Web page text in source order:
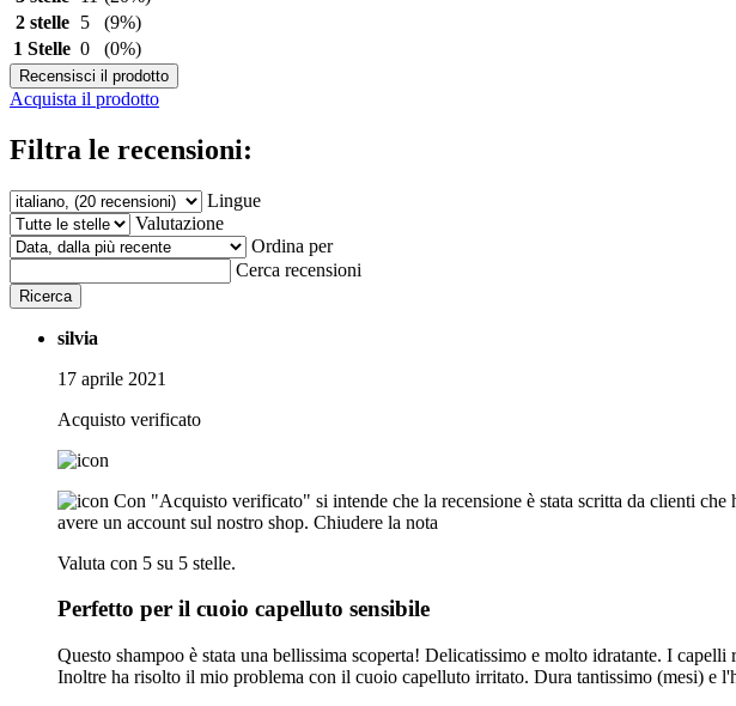
2 stelle
5
(9%)
1 Stelle 0 (0%)
Recensisci il prodotto
Acquista il prodotto
Filtra le recensioni:
Lingue
Valutazione
Ordina per
Cerca recensioni
Ricerca
silvia
17 aprile 2021
Acquisto verificato
Con "Acquisto verificato" si intende che la recensione è stata scritta da clienti
avere un account sul nostro shop. Chiudere la nota
Valuta con 5 su 5 stelle.
Perfetto per il cuoio capelluto sensibile
Questo shampoo è stata una bellissima scoperta! Delicatissimo e molto idratante. I
Inoltre ha risolto il mio problema con il cuoio capelluto irritato. Dura tantissimo (mesi) e